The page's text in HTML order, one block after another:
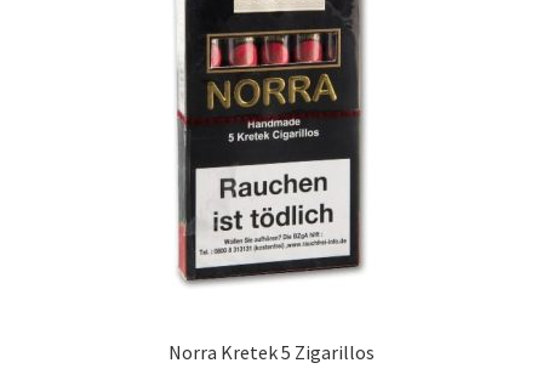
Norra Kretek 5 Zigarillos